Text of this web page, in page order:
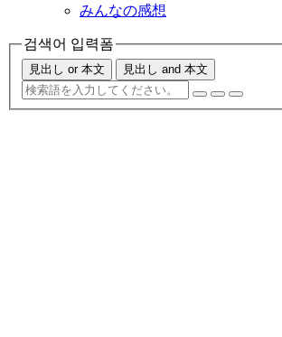
みんなの感想
검색어 입력폼
見出し or 本文 見出し and 本文